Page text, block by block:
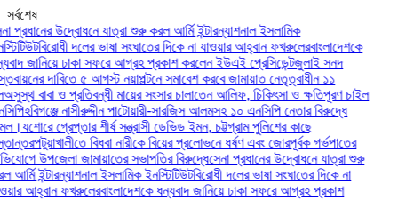
সর্বশেষ
উদ্বোধনে যাত্রা শুরু করল আর্মি ইন্টারন্যাশনাল ইসলামিক
বিরোধী দলের ভাষা সংঘাতের দিকে না যাওয়ার আহ্বান ফখরুলেরবাংলাদেশকে
জানিয়ে ঢাকা সফরে আগ্রহ প্রকাশ করলেন ইউএই প্রেসিডেন্টজুলাই সনদ
দাবিতে ৫ আগস্ট নয়াপল্টনে সমাবেশ করবে জামায়াত নেতৃত্বাধীন ১১
বাবা ও প্রতিবন্ধী মায়ের সংসার চালাতেন আলিফ, চিকিৎসা ও ক্ষতিপূরণ চাইল
হবিগঞ্জে নাসীরুদ্দীন পাটোয়ারী-সারজিস আলমসহ ১০ এনসিপি নেতার বিরুদ্ধে
যশোরে গ্রেপ্তার শীর্ষ সন্ত্রাসী ডেভিড ইমন, চট্টগ্রাম পুলিশের কাছে
পটুয়াখালীতে বিধবা নারীকে বিয়ের প্রলোভনে ধর্ষণ এবং জোরপূর্বক গর্ভপাতের
উপজেলা জামায়াতের সভাপতির বিরুদ্ধেসেনা প্রধানের উদ্বোধনে যাত্রা শুরু
ইন্টারন্যাশনাল ইসলামিক ইনস্টিটিউটবিরোধী দলের ভাষা সংঘাতের দিকে না
আহ্বান ফখরুলেরবাংলাদেশকে ধন্যবাদ জানিয়ে ঢাকা সফরে আগ্রহ প্রকাশ